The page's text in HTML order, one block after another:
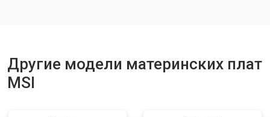
Другие модели материнских плат
MSI